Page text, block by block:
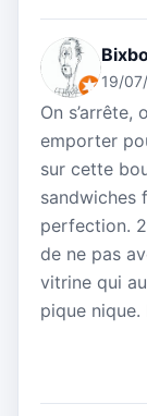
19/
On s’arrête,
emporter
sur cette
sandwiches
perfection.
de ne pas
vitrine qui
pique nique.